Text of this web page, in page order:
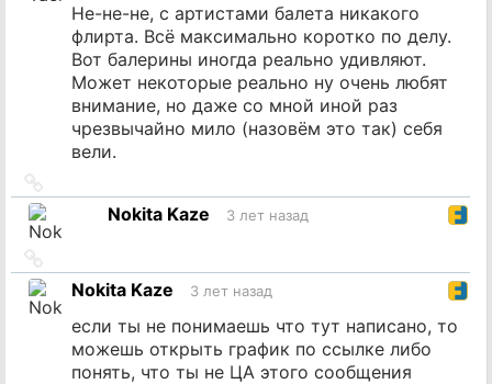
Не-не-не, с артистами балета никакого
флирта. Всё максимально коротко по делу.
Вот балерины иногда реально удивляют.
Может некоторые реально ну очень любят
внимание, но даже со мной иной раз
чрезвычайно мило (назовём это так) себя
вели.
на
источникNokita Kaze 3 лет назад
на
источник
Nokita Kaze 3 лет назад
если ты не понимаешь что тут написано, то
можешь открыть график по ссылке либо
понять, что ты не ЦА этого сообщения